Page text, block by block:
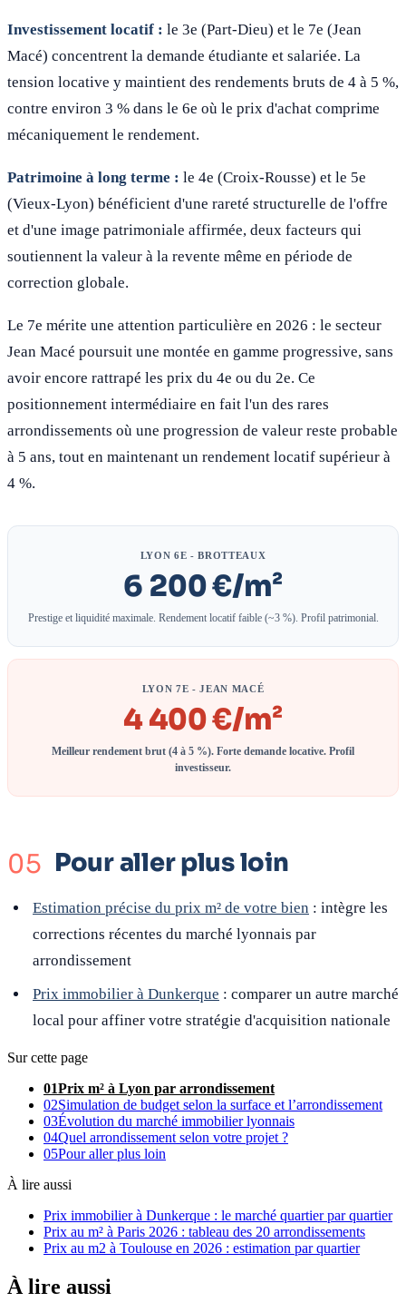
Investissement locatif : le 3e (Part-Dieu) et le 7e (Jean
Macé) concentrent la demande étudiante et salariée. La
tension locative y maintient des rendements bruts de 4 à 5 %,
contre environ 3 % dans le 6e où le prix d'achat comprime
mécaniquement le rendement.
Patrimoine à long terme : le 4e (Croix-Rousse) et le 5e
(Vieux-Lyon) bénéficient d'une rareté structurelle de l'offre
et d'une image patrimoniale affirmée, deux facteurs qui
soutiennent la valeur à la revente même en période de
correction globale.
Le 7e mérite une attention particulière en 2026 : le secteur
Jean Macé poursuit une montée en gamme progressive, sans
avoir encore rattrapé les prix du 4e ou du 2e. Ce
positionnement intermédiaire en fait l'un des rares
arrondissements où une progression de valeur reste probable
à 5 ans, tout en maintenant un rendement locatif supérieur à
4 %.
LYON 6E - BROTTEAUX
6 200 €/m²
Prestige et liquidité maximale. Rendement locatif faible (~3 %). Profil patrimonial.
LYON 7E - JEAN MACÉ
4 400 €/m²
Meilleur rendement brut (4 à 5 %). Forte demande locative. Profil
investisseur.
Pour aller plus loin
Estimation précise du prix m² de votre bien : intègre les
corrections récentes du marché lyonnais par
arrondissement
Prix immobilier à Dunkerque : comparer un autre marché
local pour affiner votre stratégie d'acquisition nationale
Sur cette page
01Prix m² à Lyon par arrondissement
02Simulation de budget selon la surface et l’arrondissement
03Évolution du marché immobilier lyonnais
04Quel arrondissement selon votre projet ?
05Pour aller plus loin
À lire aussi
Prix immobilier à Dunkerque : le marché quartier par quartier
Prix au m² à Paris 2026 : tableau des 20 arrondissements
Prix au m2 à Toulouse en 2026 : estimation par quartier
À lire aussi